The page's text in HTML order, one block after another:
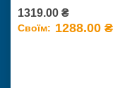
1319.00 ₴
Своїм: 1288.00 ₴